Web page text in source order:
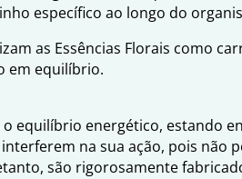
específico ao longo do
as Essências Florais como
em equilíbrio.
equilíbrio energético, estando
na sua ação, pois não
são rigorosamente